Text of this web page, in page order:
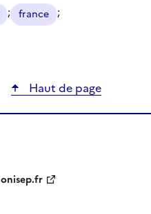
; france ;
Haut de page
onisep.fr